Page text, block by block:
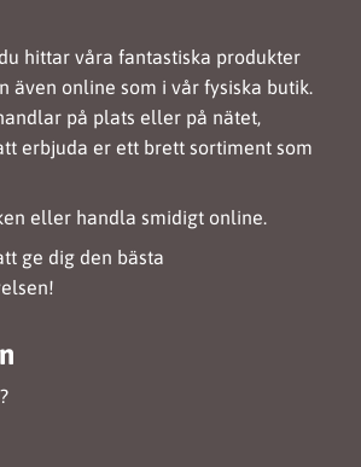
hittar våra fantastiska produkter
även online som i vår fysiska butik.
på plats eller på nätet,
erbjuda er ett brett sortiment som
eller handla smidigt online.
ge dig den bästa